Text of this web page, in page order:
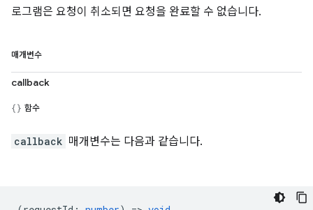
로그램은 요청이 취소되면 요청을 완료할 수 없습니다.
매개변수
callback
함수
callback 매개변수는 다음과 같습니다.